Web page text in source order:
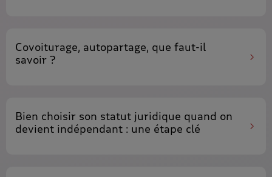
Covoiturage, autopartage, que faut-il
savoir ?
Bien choisir son statut juridique quand on
devient indépendant : une étape clé